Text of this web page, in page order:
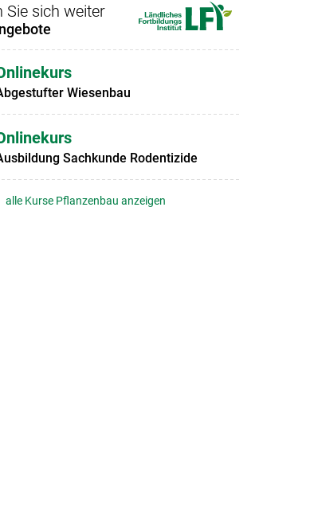
Sie sich weiter
Wiesenbau
Sachkunde Rodentizide
alle Kurse Pflanzenbau anzeigen